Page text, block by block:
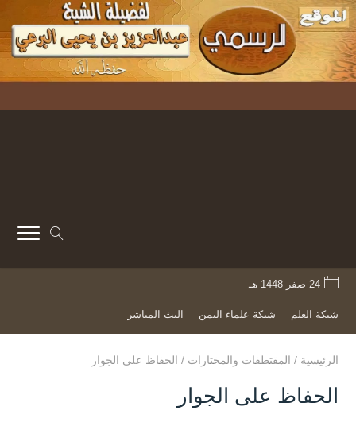
24 صفر 1448 هـ
شبكة العلم شبكة علماء اليمن البث المباشر
الرئيسية / المقتطفات والمختارات / الحفاظ على الجوار
الحفاظ على الجوار